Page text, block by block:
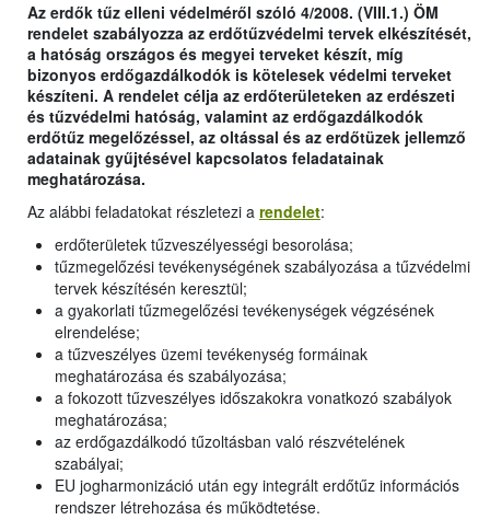
Az erdők tűz elleni védelméről szóló 4/2008. (VIII.1.) ÖM
rendelet szabályozza az erdőtűzvédelmi tervek elkészítését,
a hatóság országos és megyei terveket készít, míg
bizonyos erdőgazdálkodók is kötelesek védelmi terveket
készíteni. A rendelet célja az erdőterületeken az erdészeti
és tűzvédelmi hatóság, valamint az erdőgazdálkodók
erdőtűz megelőzéssel, az oltással és az erdőtüzek jellemző
adatainak gyűjtésével kapcsolatos feladatainak
meghatározása.
Az alábbi feladatokat részletezi a rendelet:
erdőterületek tűzveszélyességi besorolása;
tűzmegelőzési tevékenységének szabályozása a tűzvédelmi
tervek készítésén keresztül;
a gyakorlati tűzmegelőzési tevékenységek végzésének
elrendelése;
a tűzveszélyes üzemi tevékenység formáinak
meghatározása és szabályozása;
a fokozott tűzveszélyes időszakokra vonatkozó szabályok
meghatározása;
az erdőgazdálkodó tűzoltásban való részvételének
szabályai;
EU jogharmonizáció után egy integrált erdőtűz információs
rendszer létrehozása és működtetése.